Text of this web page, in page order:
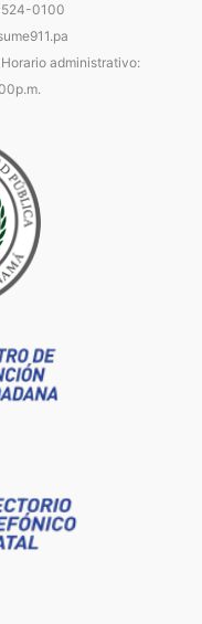
0100
administrativo: